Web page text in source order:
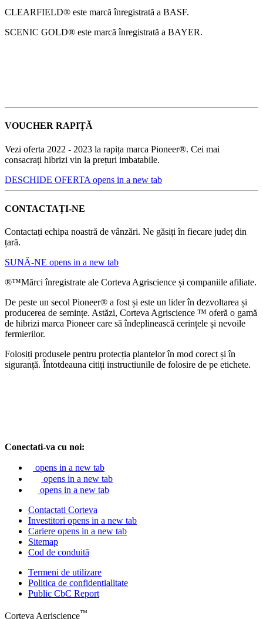
CLEARFIELD® este marcă înregistrată a BASF.
SCENIC GOLD® este marcă înregistrată a BAYER.
VOUCHER RAPIȚĂ
Vezi oferta 2022 - 2023 la rapița marca Pioneer®. Cei mai
consacrați hibrizi vin la prețuri imbatabile.
DESCHIDE OFERTA opens in a new tab
CONTACTAȚI-NE
Contactați echipa noastră de vânzări. Ne găsiți în fiecare județ din
țară.
SUNĂ-NE opens in a new tab
®™Mărci înregistrate ale Corteva Agriscience și companiile afiliate.
De peste un secol Pioneer® a fost și este un lider în dezvoltarea și
producerea de semințe. Astăzi, Corteva Agriscience ™ oferă o gamă
de hibrizi marca Pioneer care să îndeplinească cerințele și nevoile
fermierilor.
Folosiți produsele pentru protecția plantelor în mod corect și în
siguranță. Întotdeauna citiți instructiunile de folosire de pe etichete.
Conectati-va cu noi:
opens in a new tab
opens in a new tab
opens in a new tab
Contactati Corteva
Investitori opens in a new tab
Cariere opens in a new tab
Sitemap
Cod de conduită
Termeni de utilizare
Politica de confidentialitate
Public CbC Report
Corteva Agriscience™